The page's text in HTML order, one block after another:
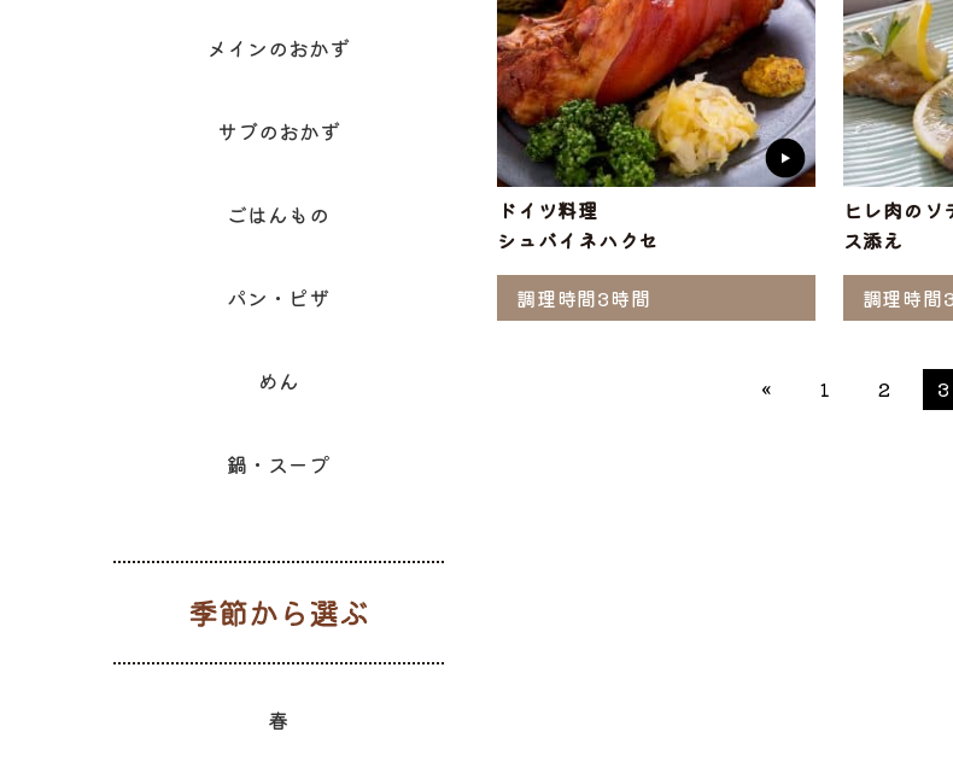
ドイツ料理
シュバイネハクセ
調理時間3時間
ヒレ肉のソ
ス添え
調理時間
« 1 2 3
メインのおかず
サブのおかず
ごはんもの
パン・ピザ
めん
鍋・スープ
春